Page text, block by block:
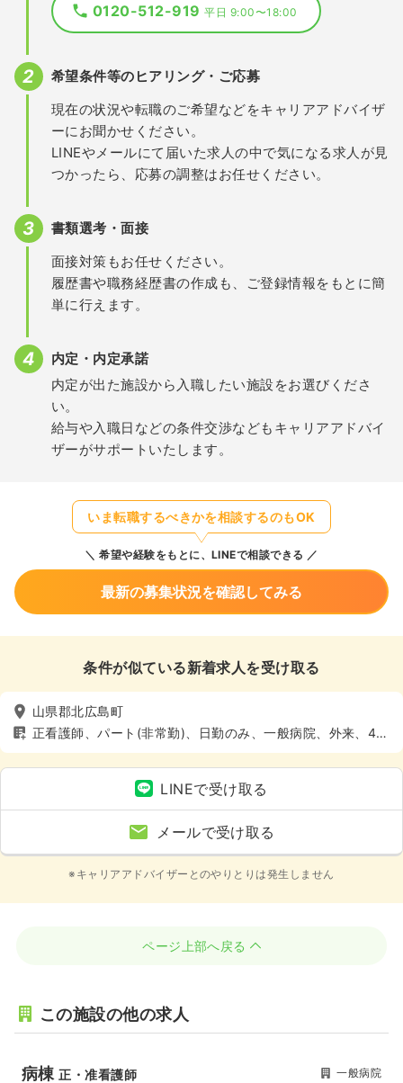
0120-512-919平日 9:00〜18:00
希望条件等のヒアリング・ご応募
現在の状況や転職のご希望などをキャリアアドバイザ
ーにお聞かせください。
LINEやメールにて届いた求人の中で気になる求人が見
つかったら、応募の調整はお任せください。
書類選考・面接
面接対策もお任せください。
履歴書や職務経歴書の作成も、ご登録情報をもとに簡
単に行えます。
内定・内定承諾
内定が出た施設から入職したい施設をお選びくださ
い。
給与や入職日などの条件交渉などもキャリアアドバイ
ザーがサポートいたします。
いま転職するべきかを相談するのもOK
希望や経験をもとに、LINEで相談できる
最新の募集状況を確認してみる
条件が似ている新着求人を受け取る
山県郡北広島町
正看護師、パート(非常勤)、日勤のみ、一般病院、外来、4週
8休以上
LINEで受け取る
メールで受け取る
※キャリアアドバイザーとのやりとりは発生しません
ページ上部へ戻る
この施設の他の求人
病棟正・准看護師 一般病院